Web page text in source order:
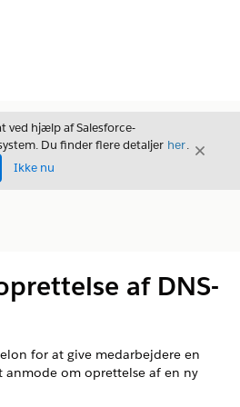
ved hjælp af Salesforce-
Du finder flere detaljer her.
Ikke nu
Luk
af DNS-
for at give medarbejdere en
anmode om oprettelse af en ny